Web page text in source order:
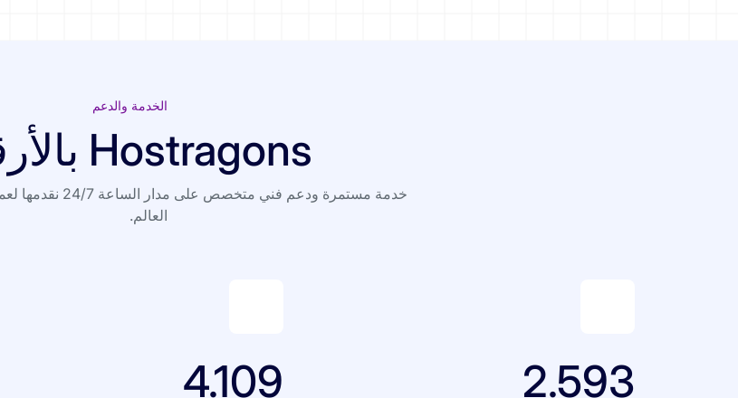
الخدمة والدعم
Hostragons بالأرقام
خدمة مستمرة ودعم فني
العالم.
2.593
4.109